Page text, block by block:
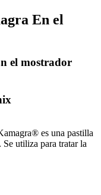
En el
el mostrador
es una pastilla
utiliza para tratar la